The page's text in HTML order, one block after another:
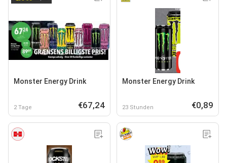
Monster Energy Drink
2 Tage €67,24
Monster Energy Drink
23 Stunden €0,89